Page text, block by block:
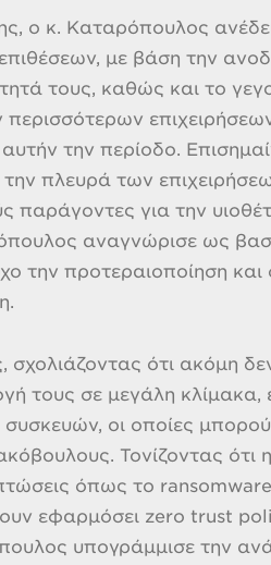
ο κ. Καταρόπουλος
με βάση την
τους, καθώς και το
την περίοδο.
πλευρά των
παράγοντες για την
αναγνώρισε ως
την προτεραιοποίηση
σχολιάζοντας ότι ακόμη
τους σε μεγάλη
οι οποίες
Τονίζοντας
όπως το
εφαρμόσει zero trust
υπογράμμισε την